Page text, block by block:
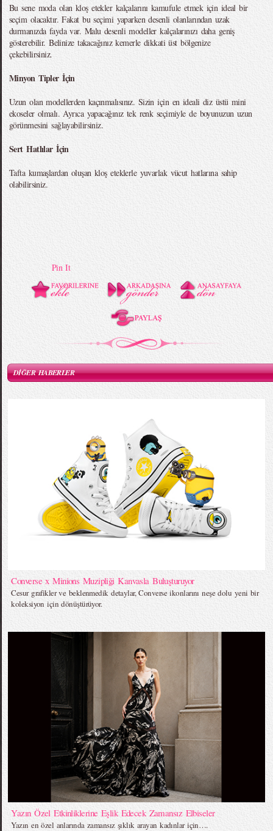
Bu sene moda olan kloş etekler kalçalarını kamufule etmek için ideal bir
seçim olacaktır. Fakat bu seçimi yaparken desenli olanlarından uzak
durmanızda fayda var. Malu desenli modeller kalçalarınızı daha geniş
gösterebilir. Belinize takacağınız kemerle dikkati üst bölgenize
çekebilirsiniz.
Minyon Tipler İçin
Uzun olan modellerden kaçınmalısınız. Sizin için en ideali diz üstü mini
ekoseler olmalı. Ayrıca yapacağınız tek renk seçimiyle de boyunuzun uzun
görünmesini sağlayabilirsiniz.
Sert Hatlılar İçin
Tafta kumaşlardan oluşan kloş eteklerle yuvarlak vücut hatlarına sahip
olabilirsiniz.
Pin It
DİĞER HABERLER
Converse x Minions Muzipliği Kanvasla Buluşturuyor
Cesur grafikler ve beklenmedik detaylar, Converse ikonlarını neşe dolu yeni bir
koleksiyon için dönüştürüyor.
Yazın Özel Etkinliklerine Eşlik Edecek Zamansız Elbiseler
Yazın en özel anlarında zamansız şıklık arayan kadınlar için….